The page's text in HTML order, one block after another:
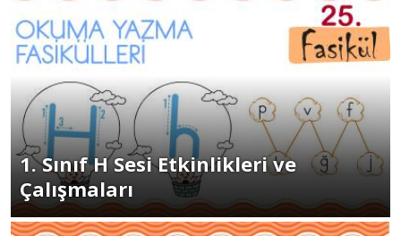
1. Sınıf H Sesi Etkinlikleri ve
Çalışmaları